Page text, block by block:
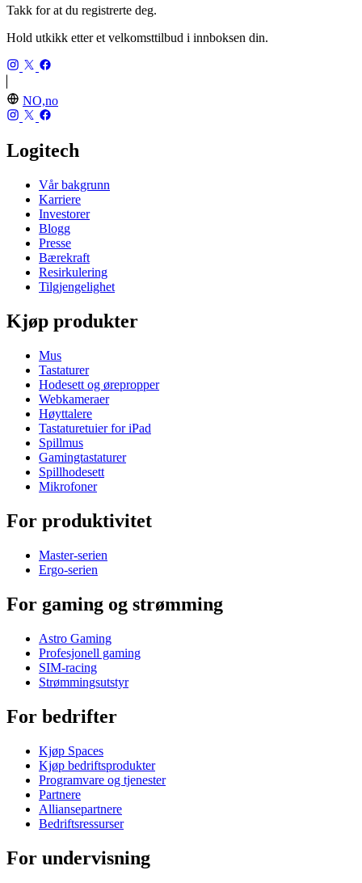
Takk for at du registrerte deg.
Hold utkikk etter et velkomsttilbud i innboksen din.
NO,no
Logitech
Vår bakgrunn
Karriere
Investorer
Blogg
Presse
Bærekraft
Resirkulering
Tilgjengelighet
Kjøp produkter
Mus
Tastaturer
Hodesett og ørepropper
Webkameraer
Høyttalere
Tastaturetuier for iPad
Spillmus
Gamingtastaturer
Spillhodesett
Mikrofoner
For produktivitet
Master-serien
Ergo-serien
For gaming og strømming
Astro Gaming
Profesjonell gaming
SIM-racing
Strømmingsutstyr
For bedrifter
Kjøp Spaces
Kjøp bedriftsprodukter
Programvare og tjenester
Partnere
Alliansepartnere
Bedriftsressurser
For undervisning